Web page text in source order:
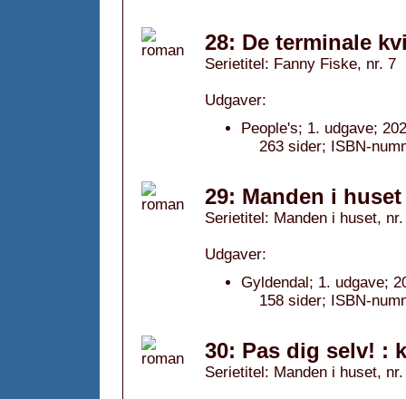
28: De terminale
Serietitel: Fanny Fiske, nr. 7
Udgaver:
People's; 1. udgave;
263 sider; ISBN-
29: Manden i
Serietitel: Manden i huset,
Udgaver:
Gyldendal; 1. udgave;
158 sider; ISBN-
30: Pas dig selv! :
Serietitel: Manden i huset,